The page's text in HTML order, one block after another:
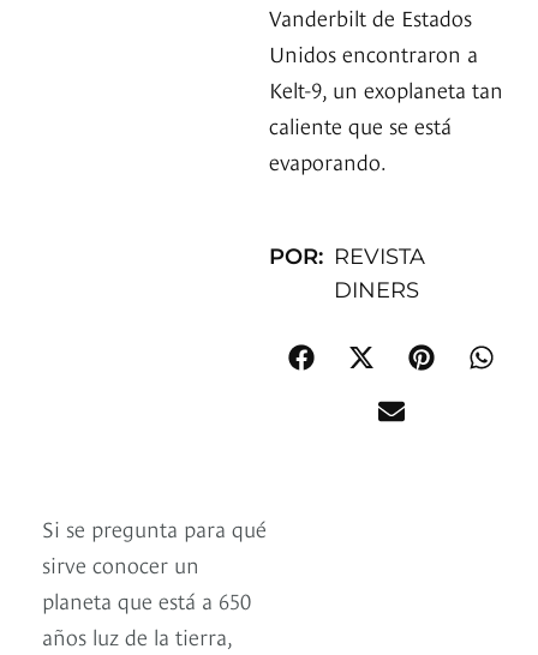
Vanderbilt de Estados
Unidos encontraron a
Kelt-9, un exoplaneta tan
caliente que se está
evaporando.
POR: REVISTA
DINERS
Si se pregunta para qué
sirve conocer un
planeta que está a 650
años luz de la tierra,